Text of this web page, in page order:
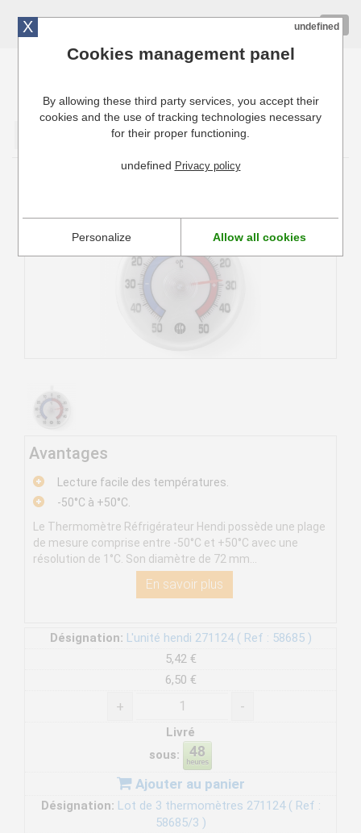
Cuisinresto: Ustensiles de cuisine pour professionnels
Avantages
Lecture facile des températures.
-50°C à +50°C.
Le Thermomètre Réfrigérateur Hendi possède une plage
de mesure comprise entre -50°C et +50°C avec une
résolution de 1°C. Son diamètre de 72 mm...
En savoir plus
Désignation: L'unité hendi 271124 ( Ref : 58685 )
5,42 €
6,50 €
+ -
Livré
sous:
Ajouter au panier
Désignation: Lot de 3 thermomètres 271124 ( Ref :
58685/3 )
X undefined
Cookies management panel
By allowing these third party services, you accept their
cookies and the use of tracking technologies necessary
for their proper functioning.
undefined Privacy policy
Personalize Allow all cookies